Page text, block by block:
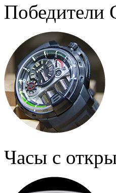
Победители
Часы с